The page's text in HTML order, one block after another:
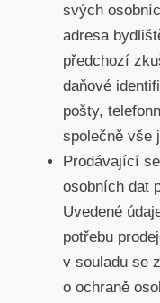
svých
adresa
předchozí
daňové
pošty,
společně vše
Prodávající
osobních dat
Uvedené
potřebu
v souladu se
o ochraně